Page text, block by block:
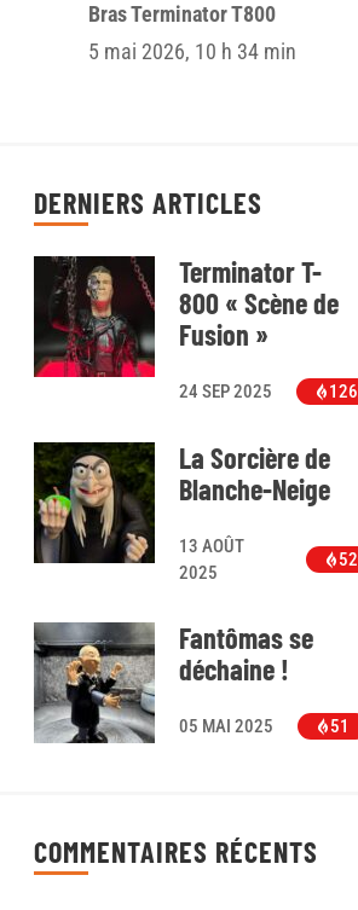
Bras Terminator T800
5 mai 2026, 10 h 34 min
DERNIERS ARTICLES
Terminator T-
800 « Scène de
Fusion »
24 SEP 2025 126
La Sorcière de
Blanche-Neige
13 AOÛT
2025
52
Fantômas se
déchaine !
05 MAI 2025 51
COMMENTAIRES RÉCENTS